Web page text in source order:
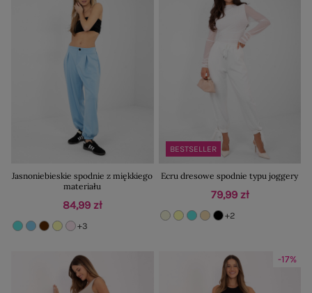
Jasnoniebieskie spodnie z miękkiego
materiału
84,99 zł
+3
BESTSELLER
Ecru dresowe spodnie typu joggery
79,99 zł
+2
-17%